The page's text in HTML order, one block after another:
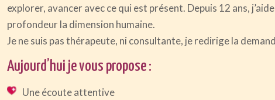
explorer, avancer avec ce qui est présent. Depuis 12 ans,
profondeur la dimension humaine.
Je ne suis pas thérapeute, ni consultante, je redirige la
Aujourd’hui je vous propose :
Une écoute attentive